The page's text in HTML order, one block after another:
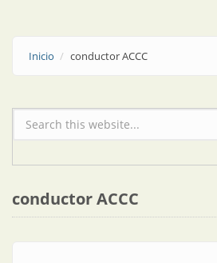
Inicio conductor ACCC
Formulario de búsqueda
conductor ACCC